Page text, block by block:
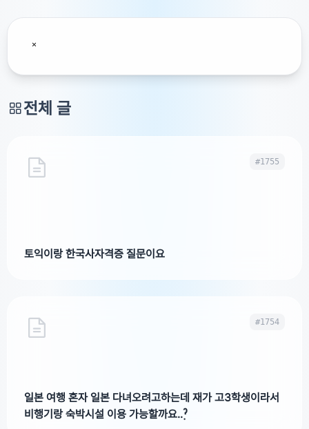
전체 글
#1755
토익이랑 한국사자격증 질문이요
#1754
일본 여행 혼자 일본 다녀오려고하는데 재가 고3학생이라서
비행기랑 숙박시설 이용 가능할까요..ˀ̣